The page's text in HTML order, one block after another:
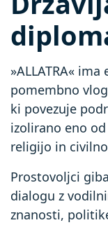
»ALLATRA«
pomembno
ki povezuje
izolirano eno
religijo in
Prostovoljci
dialogu z
znanosti,